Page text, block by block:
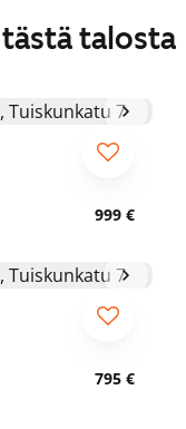
talosta
999 €
795 €